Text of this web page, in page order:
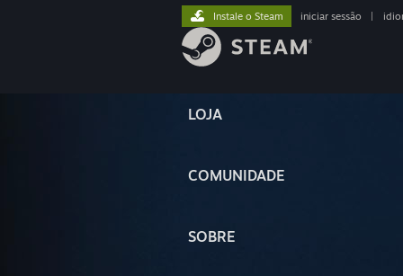
LOJA
COMUNIDADE
SOBRE
Instale o Steam iniciar sessão